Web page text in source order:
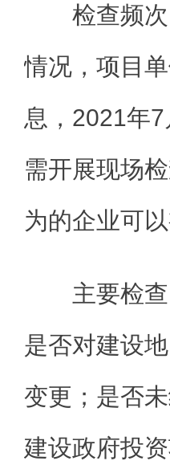
检查频
情况，项目
息，2021年
需开展现场
为的企业可
主要检
是否对建设
变更；是否
建设政府投